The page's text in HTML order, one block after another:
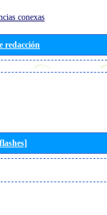
conexas
redacción